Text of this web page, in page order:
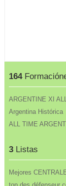
164
ARGENTINE XI
Argentina Histórica
ALL TIME
3 Listas
Mejores